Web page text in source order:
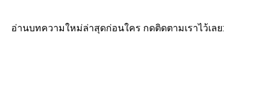
อ่านบทความใหม่ล่าสุดก่อนใคร กดติดตามเราไว้เลย: